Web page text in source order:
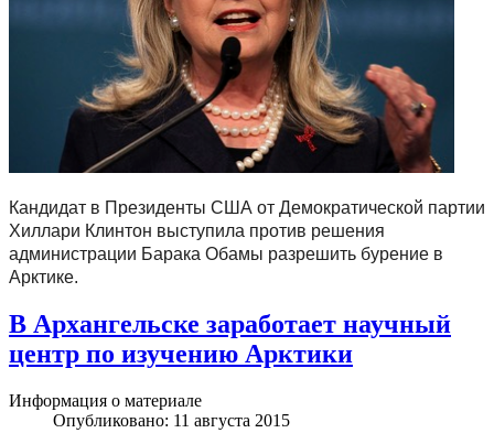
Кандидат в Президенты США от Демократической партии
Хиллари Клинтон выступила против решения
администрации Барака Обамы разрешить бурение в
Арктике.
В Архангельске заработает научный
центр по изучению Арктики
Информация о материале
Опубликовано: 11 августа 2015